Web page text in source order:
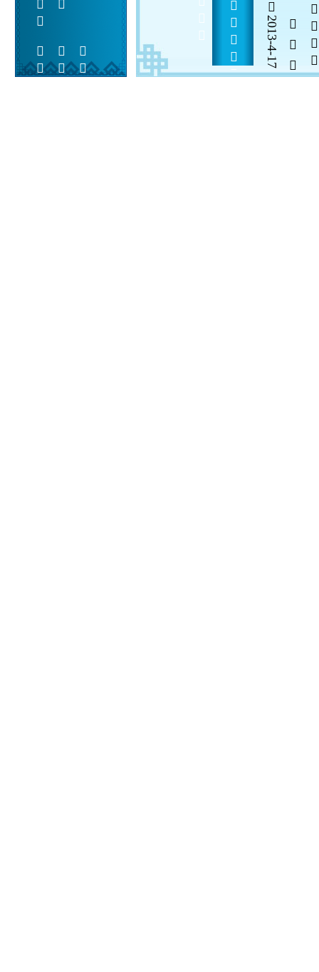
                 2013-4-17  